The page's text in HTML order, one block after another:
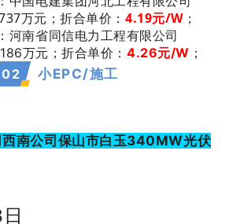
万元；折合单价： 4.19元/W；
：河南省同信电力工程有限公司
万元；折合单价： 4.26元/W ；
02 小EPC/施工
西南公司保山市白玉340MW光伏